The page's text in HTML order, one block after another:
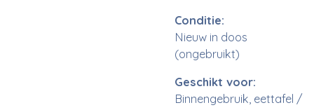
Conditie:
Nieuw in doos
(ongebruikt)
Geschikt voor:
Binnengebruik, eettafel /